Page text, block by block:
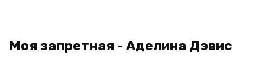
Моя запретная - Аделина Дэвис